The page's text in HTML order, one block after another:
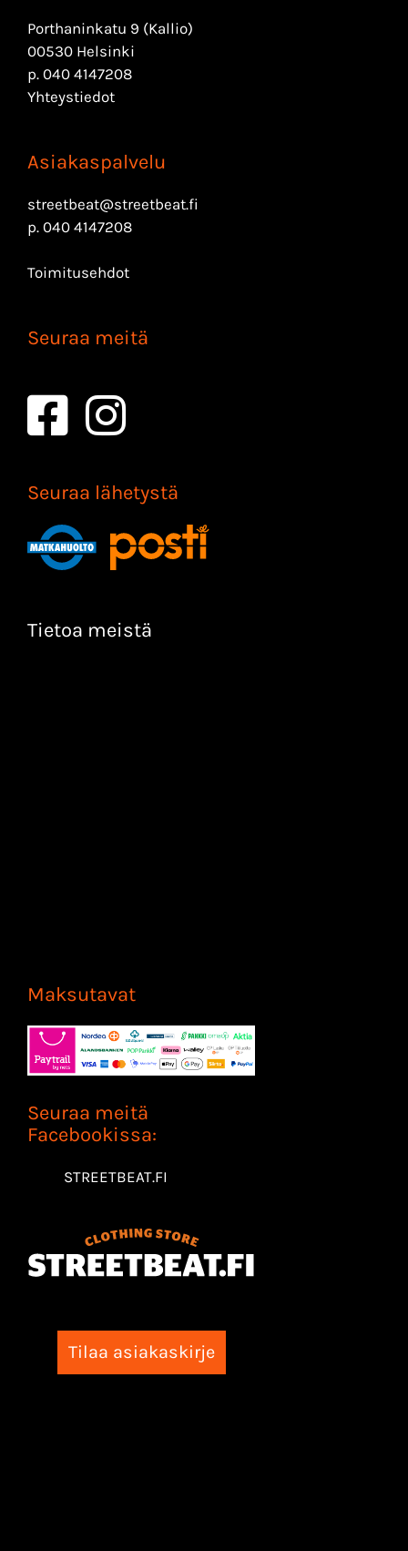
Porthaninkatu 9 (Kallio)
00530 Helsinki
p. 040 4147208
Yhteystiedot
Asiakaspalvelu
streetbeat@streetbeat.fi
p. 040 4147208
Toimitusehdot
Seuraa meitä
Seuraa lähetystä
Tietoa meistä
Maksutavat
Seuraa meitä
Facebookissa:
STREETBEAT.FI